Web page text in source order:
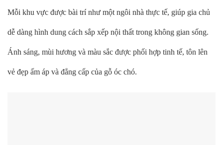
Mỗi khu vực được bài trí như một ngôi nhà thực tế, giúp gia chủ
dễ dàng hình dung cách sắp xếp nội thất trong không gian sống.
Ánh sáng, mùi hương và màu sắc được phối hợp tinh tế, tôn lên
vẻ đẹp ấm áp và đẳng cấp của gỗ óc chó.